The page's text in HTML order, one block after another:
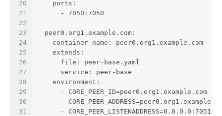
20
21
22
23
24
25
26
27
28
29
30
31
    ports:
      - 7050:7050
  peer0.org1.example.com:
    container_name: peer0.org1.example.com
    extends:
      file: peer-base.yaml
      service: peer-base
    environment:
      - CORE_PEER_ID=peer0.org1.example.com
-
      - CORE_PEER_LISTENADDRESS=0.0.0.0:7051